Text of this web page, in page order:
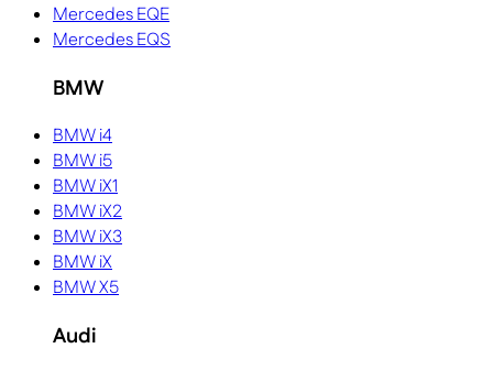
Mercedes EQE
Mercedes EQS
BMW
BMW i4
BMW i5
BMW iX1
BMW iX2
BMW iX3
BMW iX
BMW X5
Audi